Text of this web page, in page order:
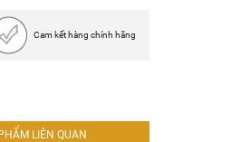
Cam kết hàng chính hãng
LIÊN QUAN